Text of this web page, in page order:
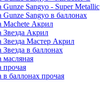
Gunze Sangyo - Super Metallic
Gunze Sangyo в баллонах
Machete Акрил
Звезда Акрил
Звезда Мастер Акрил
Звезда в баллонах
масляная
прочая
в баллонах прочая